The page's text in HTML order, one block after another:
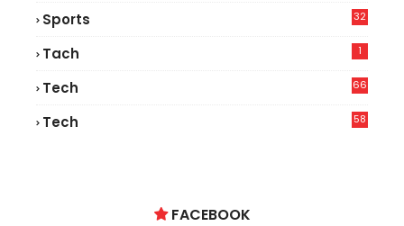
Sports 32
Tach 1
Tech
66
Tech
58
FACEBOOK